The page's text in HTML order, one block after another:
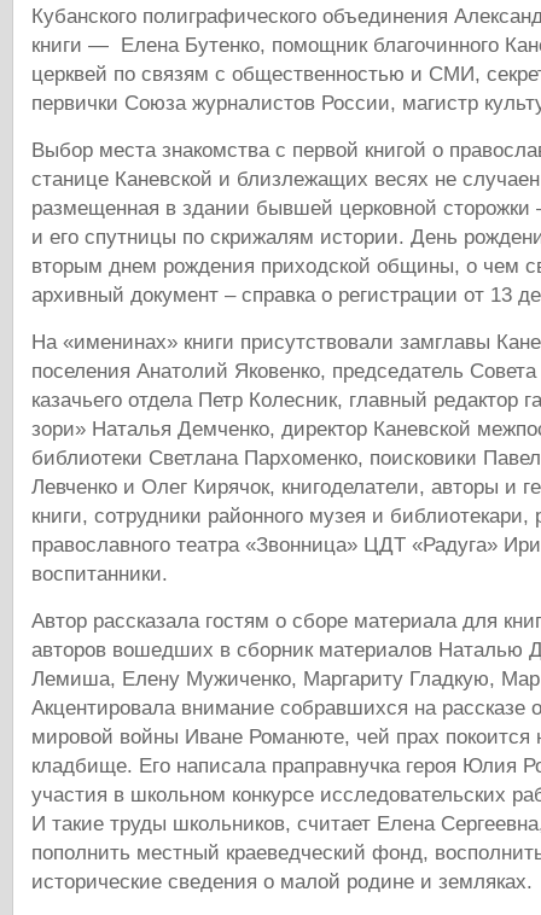
Кубанского полиграфического объединения
книги — Елена Бутенко, помощник благочинного
церквей по связям с общественностью и СМИ,
первички Союза журналистов России, магистр
Выбор места знакомства с первой книгой о
станице Каневской и близлежащих весях не
размещенная в здании бывшей церковной
и его спутницы по скрижалям истории. День
вторым днем рождения приходской общины, о чем
архивный документ – справка о регистрации от 13
На «именинах» книги присутствовали замглавы
поселения Анатолий Яковенко, председатель Совета
казачьего отдела Петр Колесник, главный редактор
зори» Наталья Демченко, директор Каневской
библиотеки Светлана Пархоменко, поисковики
Левченко и Олег Кирячок, книгоделатели, авторы и
книги, сотрудники районного музея и библиотекари,
православного театра «Звонница» ЦДТ «Радуга»
воспитанники.
Автор рассказала гостям о сборе материала для
авторов вошедших в сборник материалов Наталью
Лемиша, Елену Мужиченко, Маргариту Гладкую,
Акцентировала внимание собравшихся на рассказе
мировой войны Иване Романюте, чей прах покоится
кладбище. Его написала праправнучка героя Юлия
участия в школьном конкурсе исследовательских
И такие труды школьников, считает Елена
пополнить местный краеведческий фонд,
исторические сведения о малой родине и земляках.